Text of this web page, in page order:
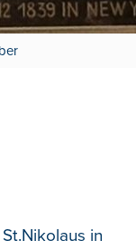
in